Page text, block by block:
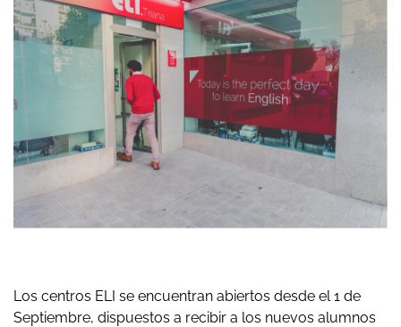
Los centros ELI se encuentran abiertos desde el 1 de
Septiembre, dispuestos a recibir a los nuevos alumnos